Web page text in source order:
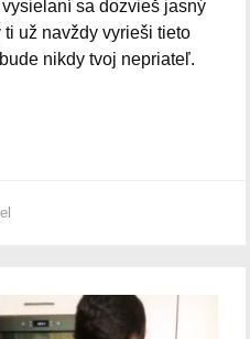
sa dozvieš jasný
už navždy vyrieši tieto
nikdy tvoj nepriateľ.